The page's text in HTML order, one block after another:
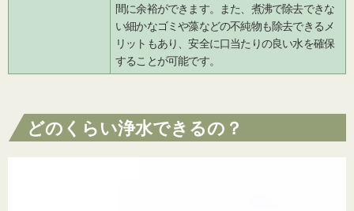
間に余裕ができます。また、煮沸で除去できな
い細かなゴミや藻などの不純物も除去できるメ
リットもあり、安全に口当たりの良い水を確保
することが可能です。
どのくらい浄水できるの？